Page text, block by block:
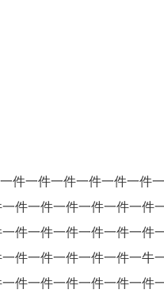
件一件一件一件一件一件
件一件一件一件一件一件
件一件一件一件一件一件
件一件一件一件一件一牛
件一件一件一件一件一件